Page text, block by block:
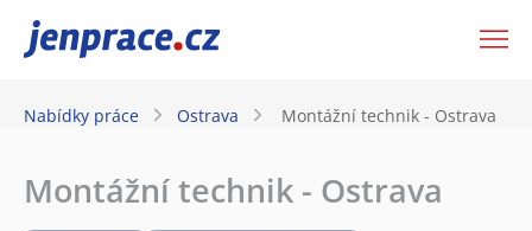
JenPráce.cz
Nabídky práce Ostrava Montážní technik - Ostrava
Montážní technik - Ostrava